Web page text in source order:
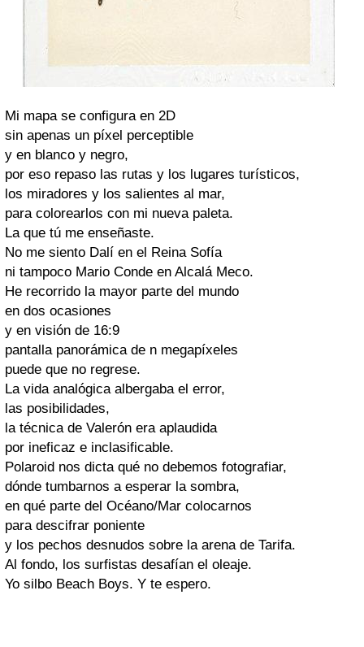
Mi mapa se configura en 2D
sin apenas un píxel perceptible
y en blanco y negro,
por eso repaso las rutas y los lugares turísticos,
los miradores y los salientes al mar,
para colorearlos con mi nueva paleta.
La que tú me enseñaste.
No me siento Dalí en el Reina Sofía
ni tampoco Mario Conde en Alcalá Meco.
He recorrido la mayor parte del mundo
en dos ocasiones
y en visión de 16:9
pantalla panorámica de n megapíxeles
puede que no regrese.
La vida analógica albergaba el error,
las posibilidades,
la técnica de Valerón era aplaudida
por ineficaz e inclasificable.
Polaroid nos dicta qué no debemos fotografiar,
dónde tumbarnos a esperar la sombra,
en qué parte del Océano/Mar colocarnos
para descifrar poniente
y los pechos desnudos sobre la arena de Tarifa.
Al fondo, los surfistas desafían el oleaje.
Yo silbo Beach Boys. Y te espero.